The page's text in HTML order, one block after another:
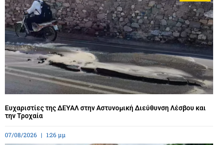
Ευχαριστίες της ΔΕΥΑΛ στην Αστυνομική Διεύθυνση Λέσβου και
την Τροχαία
07/08/2026 1:26 μμ